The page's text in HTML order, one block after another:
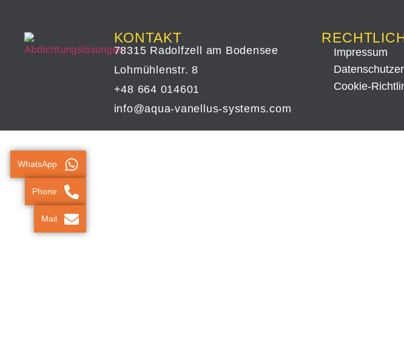
KONTAKT
78315 Radolfzell am Bodensee
Lohmühlenstr. 8
+48 664 014601
info@aqua-vanellus-systems.com
Impressum
Cookie-
WhatsApp
Phone
Mail